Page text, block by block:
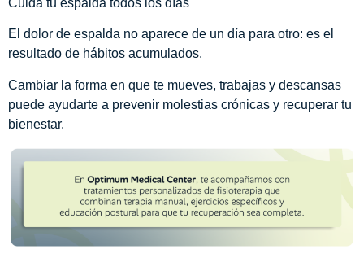
El dolor de espalda no aparece de un día para otro: es el
resultado de hábitos acumulados.
Cambiar la forma en que te mueves, trabajas y descansas
puede ayudarte a prevenir molestias crónicas y recuperar tu
bienestar.